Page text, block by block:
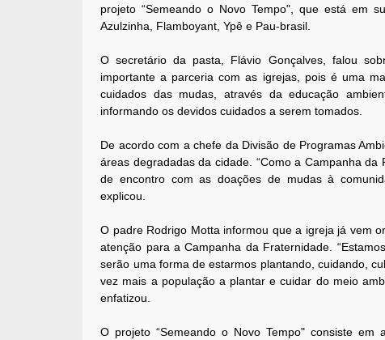
projeto “Semeando o Novo Tempo", que está em
Azulzinha, Flamboyant, Ypê e Pau-brasil.
O secretário da pasta, Flávio Gonçalves, falou
importante a parceria com as igrejas, pois é uma
cuidados das mudas, através da educação
informando os devidos cuidados a serem tomados.
De acordo com a chefe da Divisão de Programas
áreas degradadas da cidade. “Como a Campanha
de encontro com as doações de mudas à
explicou.
O padre Rodrigo Motta informou que a igreja já vem
atenção para a Campanha da Fraternidade.
serão uma forma de estarmos plantando, cuidando,
vez mais a população a plantar e cuidar do meio
enfatizou.
O projeto “Semeando o Novo Tempo" consiste